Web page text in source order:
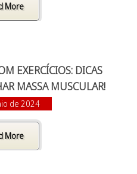
More
EXERCÍCIOS: DICAS
MASSA MUSCULAR!
de 2024
More